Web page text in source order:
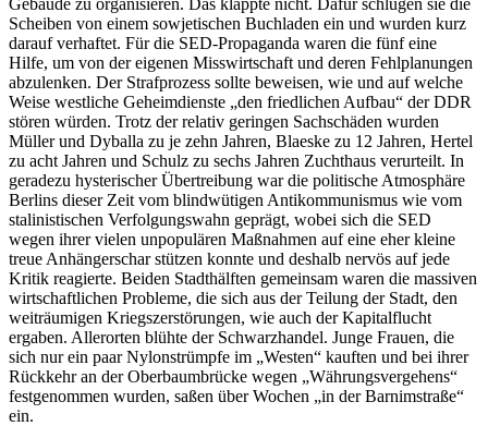
Scheiben von einem sowjetischen Buchladen ein und wurden kurz
darauf verhaftet. Für die SED-Propaganda waren die fünf eine
Hilfe, um von der eigenen Misswirtschaft und deren Fehlplanungen
abzulenken. Der Strafprozess sollte beweisen, wie und auf welche
Weise westliche Geheimdienste „den friedlichen Aufbau“ der DDR
stören würden. Trotz der relativ geringen Sachschäden wurden
Müller und Dyballa zu je zehn Jahren, Blaeske zu 12 Jahren, Hertel
zu acht Jahren und Schulz zu sechs Jahren Zuchthaus verurteilt. In
geradezu hysterischer Übertreibung war die politische Atmosphäre
Berlins dieser Zeit vom blindwütigen Antikommunismus wie vom
stalinistischen Verfolgungswahn geprägt, wobei sich die SED
wegen ihrer vielen unpopulären Maßnahmen auf eine eher kleine
treue Anhängerschar stützen konnte und deshalb nervös auf jede
Kritik reagierte. Beiden Stadthälften gemeinsam waren die massiven
wirtschaftlichen Probleme, die sich aus der Teilung der Stadt, den
weiträumigen Kriegszerstörungen, wie auch der Kapitalflucht
ergaben. Allerorten blühte der Schwarzhandel. Junge Frauen, die
sich nur ein paar Nylonstrümpfe im „Westen“ kauften und bei ihrer
Rückkehr an der Oberbaumbrücke wegen „Währungsvergehens“
festgenommen wurden, saßen über Wochen „in der Barnimstraße“
ein.